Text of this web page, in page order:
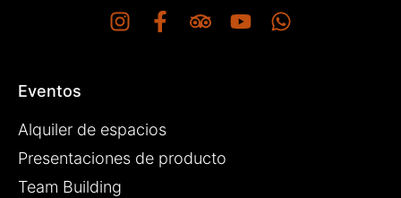
Eventos
Alquiler de espacios
Presentaciones de producto
Team Building